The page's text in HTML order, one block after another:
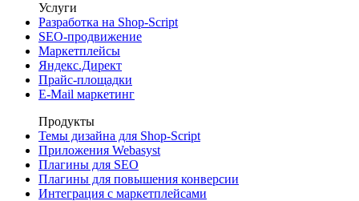
Услуги
Разработка на Shop-Script
SEO-продвижение
Маркетплейсы
Яндекс.Директ
Прайс-площадки
E-Mail маркетинг
Продукты
Темы дизайна для Shop-Script
Приложения Webasyst
Плагины для SEO
Плагины для повышения конверсии
Интеграция с маркетплейсами